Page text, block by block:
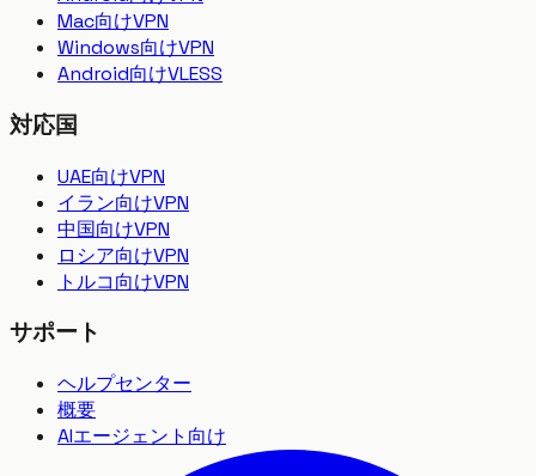
Mac向けVPN
Windows向けVPN
Android向けVLESS
対応国
UAE向けVPN
イラン向けVPN
中国向けVPN
ロシア向けVPN
トルコ向けVPN
サポート
ヘルプセンター
概要
AIエージェント向け